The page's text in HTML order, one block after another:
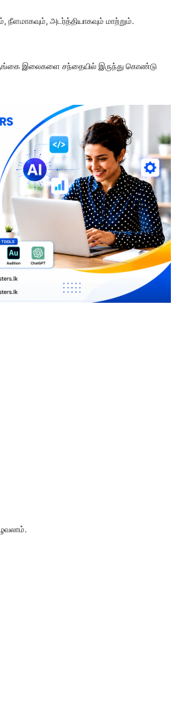
நீளமாகவும், அடர்த்தியாகவும் மாற்றும்.
இலைகளை சந்தையில் இருந்து கொண்டு